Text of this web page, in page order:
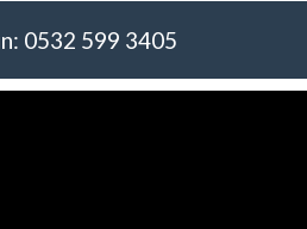
0532 599 3405